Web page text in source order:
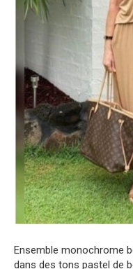
Ensemble monochrome
dans des tons pastel de